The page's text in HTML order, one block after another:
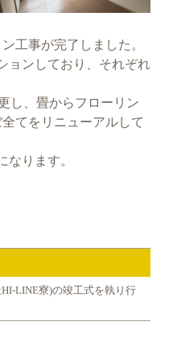
工事が完了しました。
ョンしており、それぞれ
し、畳からフローリン
てをリニューアルして
ります。
LINE寮)の竣工式を執り行